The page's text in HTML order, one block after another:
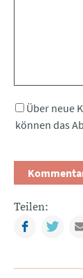
Über neue
können das
Teilen:
Facebook